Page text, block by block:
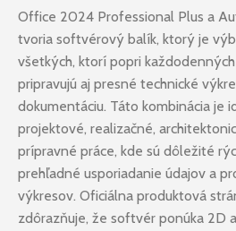
Office 2024 Professional Plus a
tvoria softvérový balík, ktorý je
všetkých, ktorí popri
pripravujú aj presné technické
dokumentáciu. Táto kombinácia je
projektové, realizačné,
prípravné práce, kde sú dôležité
prehľadné usporiadanie údajov a
výkresov. Oficiálna produktová
zdôrazňuje, že softvér ponúka 2D